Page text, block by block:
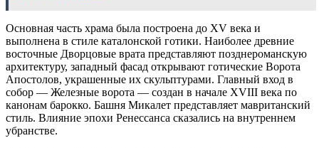
Основная часть храма была построена до XV века и
выполнена в стиле каталонской готики. Наиболее древние
восточные Дворцовые врата представляют позднероманскую
архитектуру, западный фасад открывают готические Ворота
Апостолов, украшенные их скульптурами. Главный вход в
собор — Железные ворота — создан в начале XVIII века по
канонам барокко. Башня Микалет представляет мавританский
стиль. Влияние эпохи Ренессанса сказались на внутреннем
убранстве.